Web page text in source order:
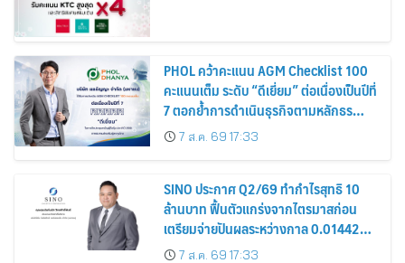
PHOL คว้าคะแนน AGM Checklist 100
คะแนนเต็ม ระดับ “ดีเยี่ยม” ต่อเนื่องเป็นปีที่
7 ตอกย้ำการดำเนินธุรกิจตามหลักธร
รมาภิบาล โปร่งใส สร้างความเชื่อมั่นผู้ถือ
หุ้น
7 ส.ค. 69 17:33
SINO ประกาศ Q2/69 ทำกำไรสุทธิ 10
ล้านบาท ฟื้นตัวแกร่งจากไตรมาสก่อน
เตรียมจ่ายปันผลระหว่างกาล 0.014423
บาทต่อหุ้น ครึ่งปีหลังมุ่งเติบโตต่อเนื่อง
7 ส.ค. 69 17:33